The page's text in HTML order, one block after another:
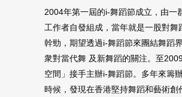
2004年第一屆的i-舞蹈節成立，由一
工作者自發組成，當年就是一股對舞
幹勁，期望透過i-舞蹈節來團結舞蹈
衆對當代舞 及新舞蹈的關注。至
空間」接手主辦i-舞蹈節。多年來籌
時候，發現在香港堅持舞蹈和藝術創